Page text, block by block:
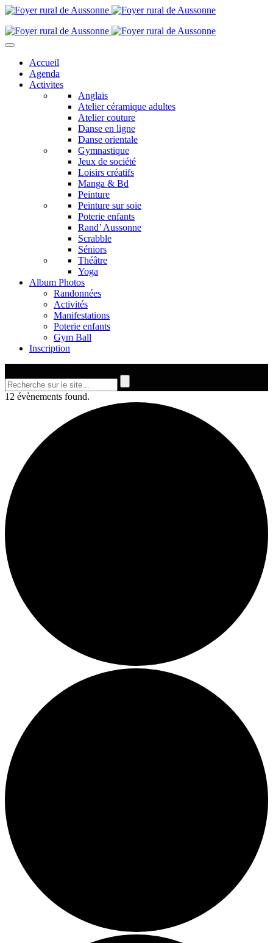
Accueil
Agenda
Activites
Anglais
Atelier céramique adultes
Atelier couture
Danse en ligne
Danse orientale
Gymnastique
Jeux de société
Loisirs créatifs
Manga & Bd
Peinture
Peinture sur soie
Poterie enfants
Rand’ Aussonne
Scrabble
Séniors
Théâtre
Yoga
Album Photos
Randonnées
Activités
Manifestations
Poterie enfants
Gym Ball
Inscription
12 évènements found.